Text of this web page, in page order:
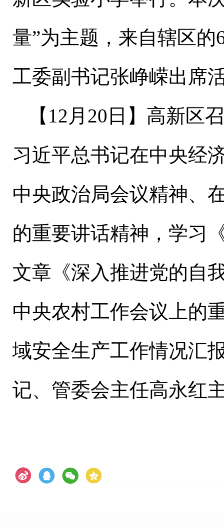
量”为主题，来自辖区的
工委副书记张峥嵘出席
【 12 月 20 日 】高新区
习近平总书记在中央经
中央政治局会议精神、
的重要讲话精神，学习
文章《深入推进党的自
中央农村工作会议上的
域安全生产工作情况汇
记、管委会主任高永红